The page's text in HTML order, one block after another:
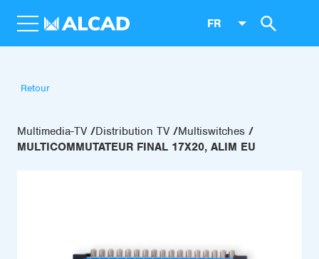
FR
Retour
Multimedia-TV Distribution TV
Multiswitches
MULTICOMMUTATEUR FINAL 17X20, ALIM EU